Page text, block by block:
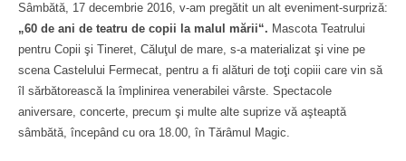
Sâmbătă, 17 decembrie 2016, v-am pregătit un alt eveniment-surpriză:
„60 de ani de teatru de copii la malul mării“. Mascota Teatrului
pentru Copii şi Tineret, Căluţul de mare, s-a materializat şi vine pe
scena Castelului Fermecat, pentru a fi alături de toţi copiii care vin să
îl sărbătorească la împlinirea venerabilei vârste. Spectacole
aniversare, concerte, precum şi multe alte suprize vă aşteaptă
sâmbătă, începând cu ora 18.00, în Tărâmul Magic.